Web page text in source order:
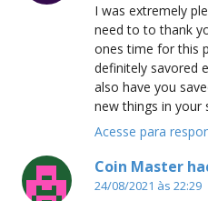
I was extremely
need to to thank
ones time for this
definitely savored
also have you
new things in your
Acesse para
Coin Master
24/08/2021 às 22:29